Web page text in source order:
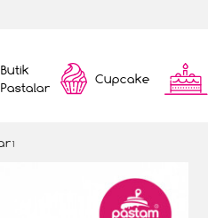
Butik
Pastalar
Cupcake